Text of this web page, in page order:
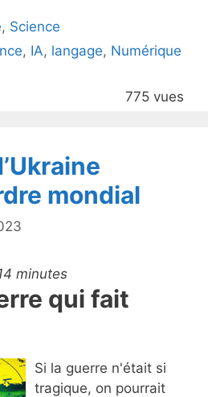
, Science
, IA, langage, Numérique
775 vues
mondial
minutes
qui fait
Si la guerre n'était si
tragique, on pourrait